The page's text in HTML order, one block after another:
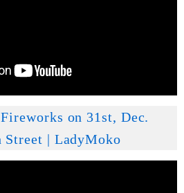
on 31st, Dec.
| LadyMoko